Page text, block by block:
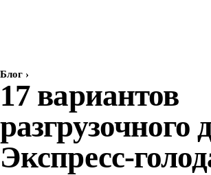
Блог ›
17 вариантов
разгрузочного
Экспресс-